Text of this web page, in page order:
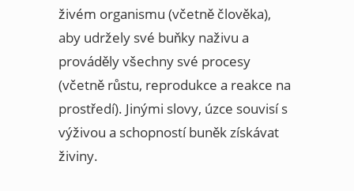
živém organismu (včetně člověka),
aby udržely své buňky naživu a
prováděly všechny své procesy
(včetně růstu, reprodukce a reakce na
prostředí). Jinými slovy, úzce souvisí s
výživou a schopností buněk získávat
živiny.